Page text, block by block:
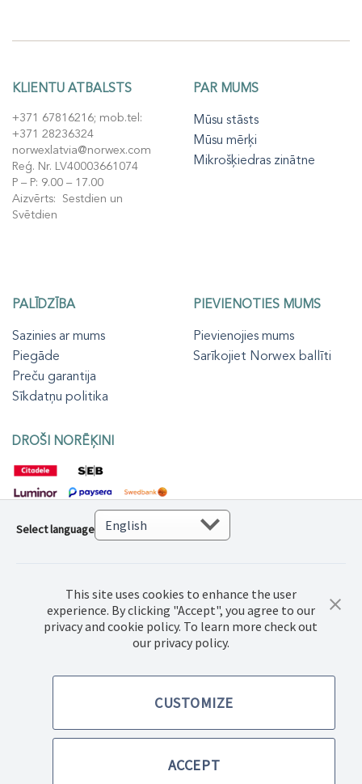
KLIENTU ATBALSTS
+371 67816216; mob.tel:
+371 28236324
norwexlatvia@norwex.com
Reģ. Nr. LV40003661074
P – P: 9.00 – 17.00
Aizvērts: Sestdien un
Svētdien
PAR MUMS
Mūsu stāsts
Mūsu mērķi
Mikrošķiedras zinātne
PALĪDZĪBA
Sazinies ar mums
Piegāde
Preču garantija
Sīkdatņu politika
PIEVIENOTIES MUMS
Pievienojies mums
Sarīkojiet Norwex ballīti
DROŠI NORĒĶINI
© 2022 Norwex Baltic SIA, Visas autortiesības aizsargātas
Select language
This site uses cookies to enhance the user
experience. By clicking "Accept", you agree to our
privacy and cookie policy. To learn more check out
our privacy policy.
CUSTOMIZE
ACCEPT